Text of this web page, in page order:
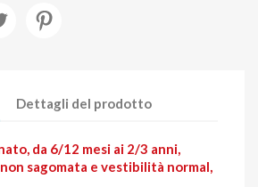
Dettagli del prodotto
da 6/12 mesi ai 2/3 anni,
sagomata e vestibilità normal,